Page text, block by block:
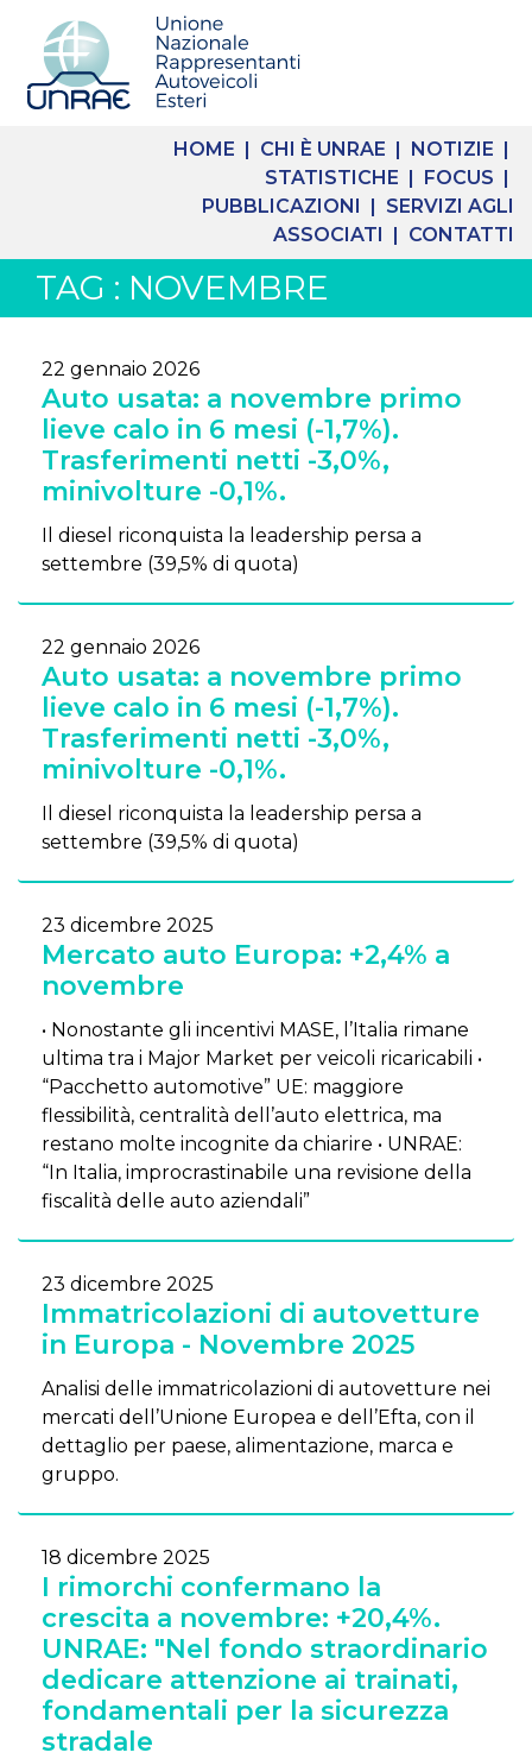
HOME | CHI È UNRAE | NOTIZIE |
STATISTICHE | FOCUS |
PUBBLICAZIONI | SERVIZI AGLI
ASSOCIATI | CONTATTI
TAG : NOVEMBRE
22 gennaio 2026
Auto usata: a novembre primo
lieve calo in 6 mesi (-1,7%).
Trasferimenti netti -3,0%,
minivolture -0,1%.
Il diesel riconquista la leadership persa a
settembre (39,5% di quota)
22 gennaio 2026
Auto usata: a novembre primo
lieve calo in 6 mesi (-1,7%).
Trasferimenti netti -3,0%,
minivolture -0,1%.
Il diesel riconquista la leadership persa a
settembre (39,5% di quota)
23 dicembre 2025
Mercato auto Europa: +2,4% a
novembre
• Nonostante gli incentivi MASE, l’Italia rimane
ultima tra i Major Market per veicoli ricaricabili •
“Pacchetto automotive” UE: maggiore
flessibilità, centralità dell’auto elettrica, ma
restano molte incognite da chiarire • UNRAE:
“In Italia, improcrastinabile una revisione della
fiscalità delle auto aziendali”
23 dicembre 2025
Immatricolazioni di autovetture
in Europa - Novembre 2025
Analisi delle immatricolazioni di autovetture nei
mercati dell’Unione Europea e dell’Efta, con il
dettaglio per paese, alimentazione, marca e
gruppo.
18 dicembre 2025
I rimorchi confermano la
crescita a novembre: +20,4%.
UNRAE: "Nel fondo straordinario
dedicare attenzione ai trainati,
fondamentali per la sicurezza
stradale